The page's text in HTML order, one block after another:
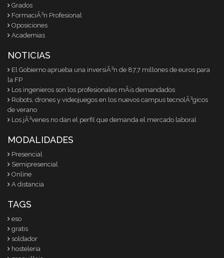
Grados
FormaciÃ³n Profesional
Oposiciones
Academias
NOTICIAS
El Gobierno aprueba una inversiÃ³n de 87,7 millones de euros para
la FP
Los ingenieros son los profesionales mÃ¡s demandados
Robots, drones y videojuegos en los nuevos campus tecnolÃ³gicos
de verano
Los jÃ³venes no dan el perfil que demanda el mercado laboral
MODALIDADES
Presencial
Semipresencial
Online
A distancia
TAGS
eso
gratis
soldador
hosteleria